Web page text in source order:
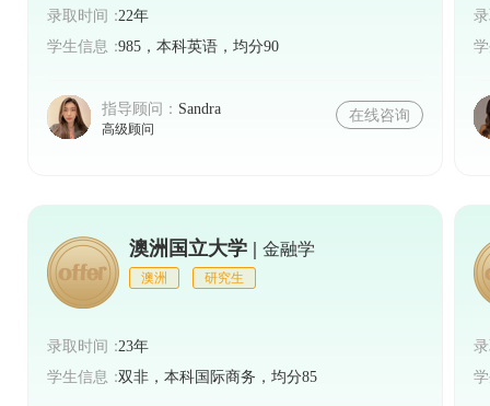
录取时间：22年
学生信息：985，本科英语，均分90
指导顾问： Sandra
高级顾问
在线咨询
澳洲国立大学 | 金融学
澳洲 研究生
录取时间：23年
学生信息：双非，本科国际商务，均分85